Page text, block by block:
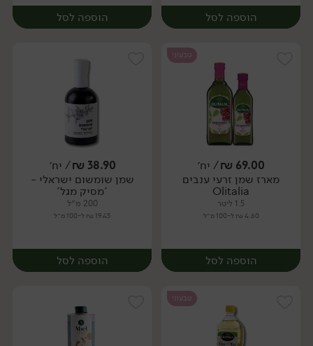
הוספה לסל
יח׳
הוספה לסל
יח׳
טבעוני
69.00
₪/ יח׳
מארז שמן זרעי ענבים
Olitalia
1.5 ליטר
4.60 ₪ ל-100 מ״ל
הוספה לסל
38.90
₪/ יח׳
שמן שומשום ישראלי -
'מסיק מגל'
200 מ״ל
19.45 ₪ ל-100 מ״ל
הוספה לסל
טבעוני